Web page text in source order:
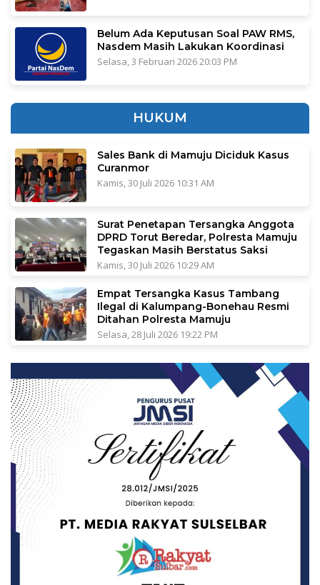
Belum Ada Keputusan Soal PAW RMS,
Nasdem Masih Lakukan Koordinasi
Selasa, 3 Februari 2026 20:03 PM
HUKUM
Sales Bank di Mamuju Diciduk Kasus
Curanmor
Kamis, 30 Juli 2026 10:31 AM
Surat Penetapan Tersangka Anggota
DPRD Torut Beredar, Polresta Mamuju
Tegaskan Masih Berstatus Saksi
Kamis, 30 Juli 2026 10:29 AM
Empat Tersangka Kasus Tambang
Ilegal di Kalumpang-Bonehau Resmi
Ditahan Polresta Mamuju
Selasa, 28 Juli 2026 19:22 PM